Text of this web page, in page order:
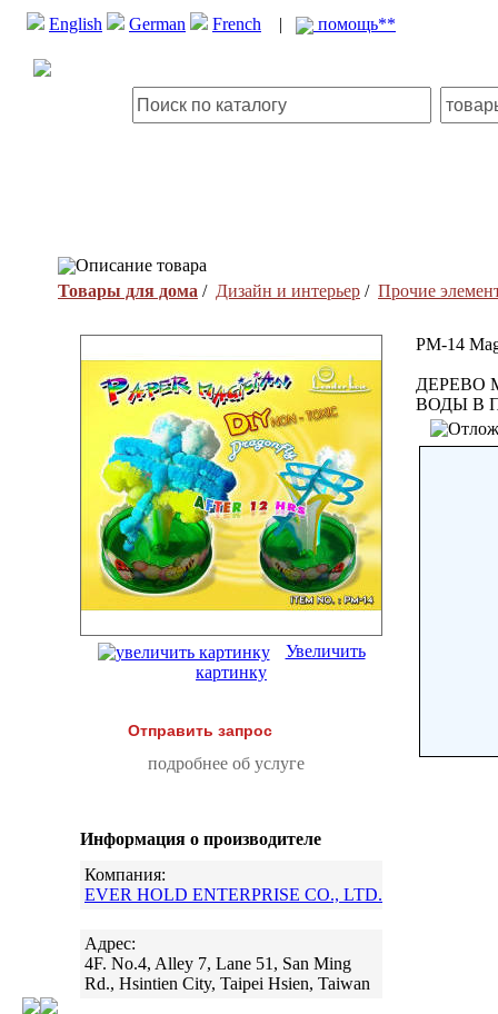
English German French | помощь**
Описание товара
Товары для дома / Дизайн и интерьер / Прочие
Увеличить
картинку
Отправить запрос
подробнее об услуге
Информация о производителе
Компания:
EVER HOLD ENTERPRISE CO., LTD.
Адрес:
4F. No.4, Alley 7, Lane 51, San Ming
Rd., Hsintien City, Taipei Hsien, Taiwan
PM-14
ДЕРЕВО
ВОДЫ В